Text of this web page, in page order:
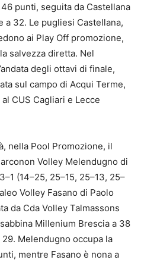
punti, seguita da Castellana
a 32. Le pugliesi Castellana,
ai Play Off promozione,
salvezza diretta. Nel
degli ottavi di finale,
sul campo di Acqui Terme,
CUS Cagliari e Lecce
nella Pool Promozione, il
Volley Melendugno di
(14–25, 25–15, 25–13, 25–
Volley Fasano di Paolo
da Cda Volley Talmassons
Millenium Brescia a 38
Melendugno occupa la
mentre Fasano è nona a